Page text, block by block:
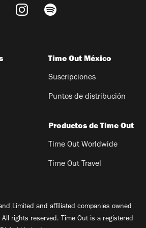
Time Out México
Suscripciones
Puntos de distribución
Productos de Time Out
Time Out Worldwide
Time Out Travel
Limited and affiliated companies owned
All rights reserved. Time Out is a registered